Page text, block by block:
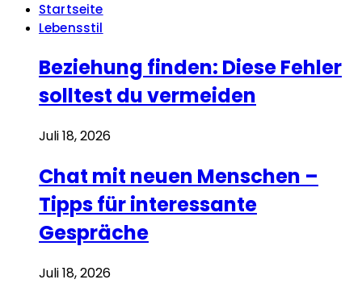
Startseite
Lebensstil
Beziehung finden: Diese Fehler
solltest du vermeiden
Juli 18, 2026
Chat mit neuen Menschen –
Tipps für interessante
Gespräche
Juli 18, 2026